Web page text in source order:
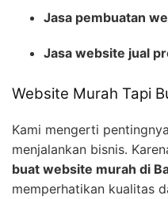
Jasa pembuatan
Jasa website jual
Website Murah Tapi
Kami mengerti
menjalankan bisnis.
buat website murah di
memperhatikan kualitas